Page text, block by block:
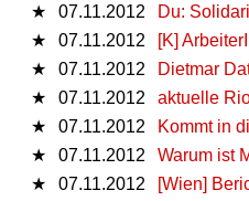
★
07.11.2012
Du:
★
07.11.2012
[K]
★
07.11.2012
Dietmar
★
07.11.2012
aktuelle
★
07.11.2012
Kommt in
★
07.11.2012
Warum ist
★
07.11.2012
[Wien]